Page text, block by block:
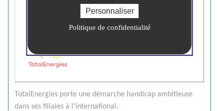
TotalEnergies porte une démarche handicap ambitieuse
dans ses filiales à l’international.
Personnaliser
Politique de confidentialité